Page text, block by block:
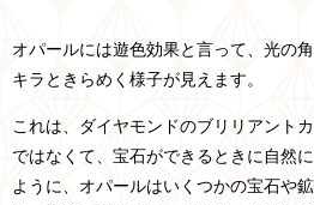
オパールには遊色効果と言って、光の
キラときらめく様子が見えます。
これは、ダイヤモンドのブリリアント
ではなくて、宝石ができるときに自然
ように、オパールはいくつかの宝石や